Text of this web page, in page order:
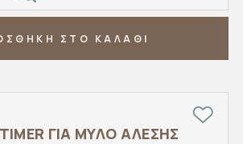
ΣΤΟ ΚΑΛΑΘΙ
TIMER ΓΙΑ ΜΥΛΟ ΑΛΕΣΗΣ